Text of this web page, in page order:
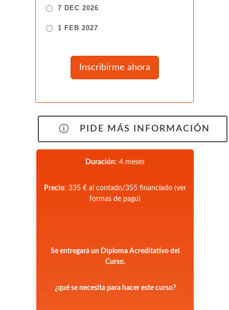
7 DEC 2026
1 FEB 2027
PIDE MÁS INFORMACIÓN
Duración: 4 meses
Precio: 335 € al contado/355 financiado (ver
formas de pago)
Se entregará un Diploma Acreditativo del
Curso.
¿qué se necesita para hacer este curso?